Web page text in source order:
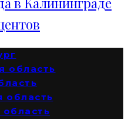
область
область